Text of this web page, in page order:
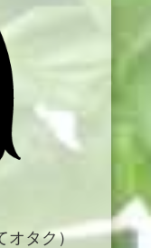
オタク）